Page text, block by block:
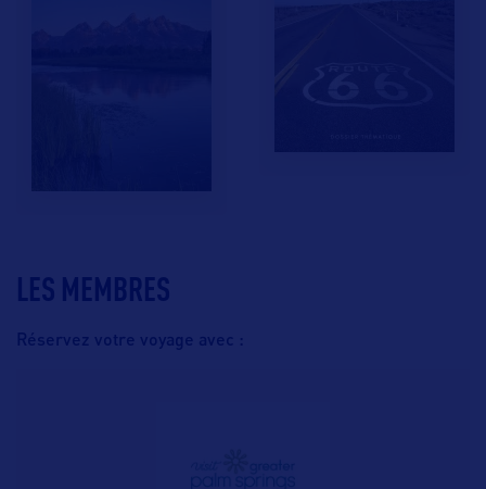
LES MEMBRES
Réservez votre voyage avec :